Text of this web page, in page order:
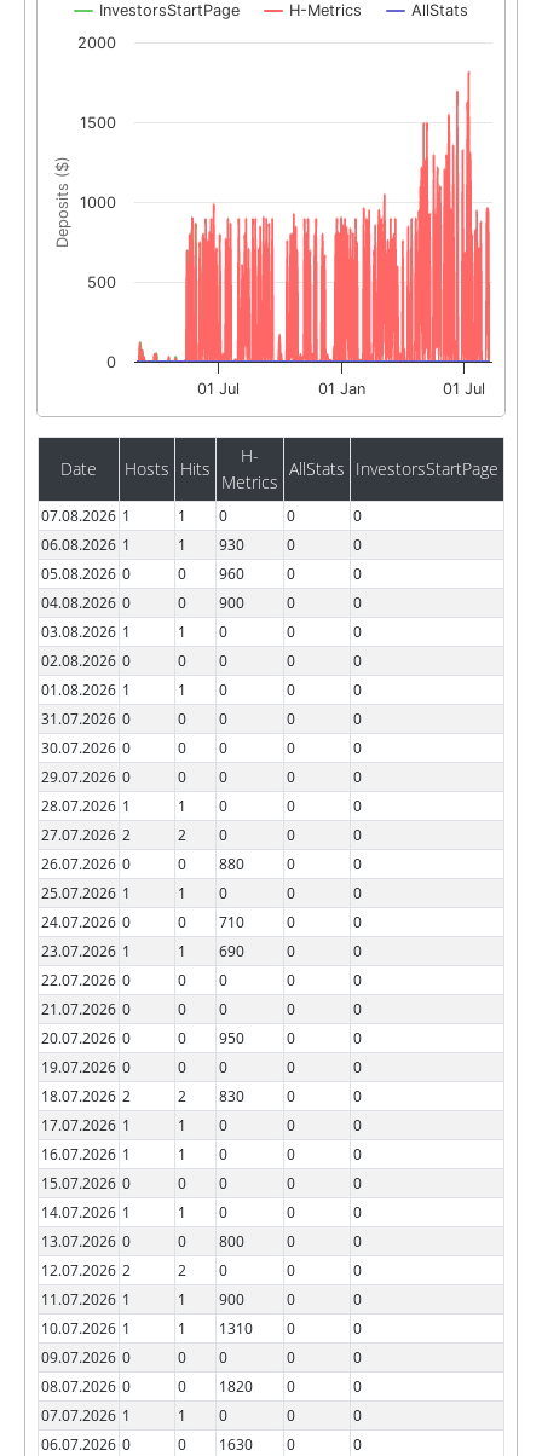
Deposits ($)
InvestorsStartPage H-Metrics AllStats
01 Jul 01 Jan 01 Jul
0
500
1000
1500
2000
Date Hosts Hits
H-
Metrics
AllStats InvestorsStartPage
07.08.2026 1 1 0 0
0
06.08.2026 1 1 930 0
0
05.08.2026 0 0 960 0
0
04.08.2026 0 0 900 0
0
03.08.2026 1 1 0 0
0
02.08.2026 0 0 0 0
0
01.08.2026 1 1 0 0
0
31.07.2026 0 0 0 0
0
30.07.2026 0 0 0 0
0
29.07.2026 0 0 0 0
0
28.07.2026 1 1 0 0
0
27.07.2026 2 2 0 0
0
26.07.2026 0 0 880 0
0
25.07.2026 1 1 0 0
0
24.07.2026 0 0 710 0
0
23.07.2026 1 1 690 0
0
22.07.2026 0 0 0 0
0
21.07.2026 0 0 0 0
0
20.07.2026 0 0 950 0
0
19.07.2026 0 0 0 0
0
18.07.2026 2 2 830 0
0
17.07.2026 1 1 0 0
0
16.07.2026 1 1 0 0
0
15.07.2026 0 0 0 0
0
14.07.2026 1 1 0 0
0
13.07.2026 0 0 800 0
0
12.07.2026 2 2 0 0
0
11.07.2026 1 1 900 0
0
10.07.2026 1 1 1310 0
0
09.07.2026 0 0 0 0
0
08.07.2026 0 0 1820 0
0
07.07.2026 1 1 0 0
0
06.07.2026 0 0 1630 0
0